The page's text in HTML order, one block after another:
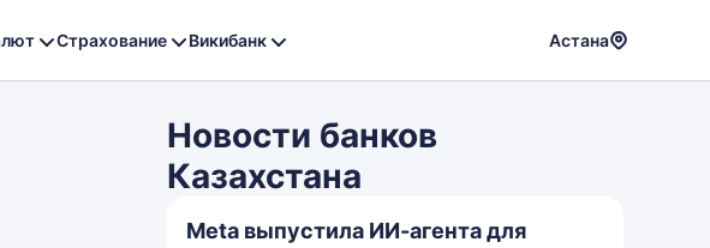
Страхование Викибанк Астана
Новости банков
Казахстана
Meta выпустила ИИ-агента для